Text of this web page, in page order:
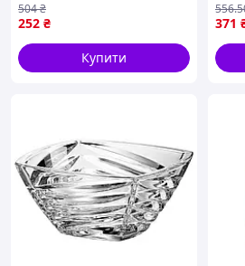
натуральний посуд ТМ
ЕТНО КЕРАМІКА
252 ₴
504₴
Купити
371
556